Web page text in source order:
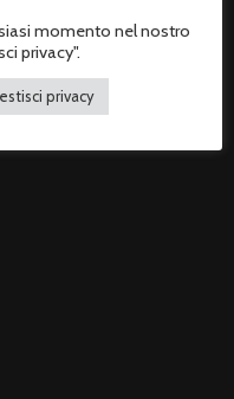
momento nel nostro
privacy".
privacy